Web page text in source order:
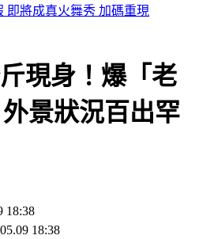
世！湯米德塔莫享壽70歲
現身！爆「老
景狀況百出罕
18:38
18:38